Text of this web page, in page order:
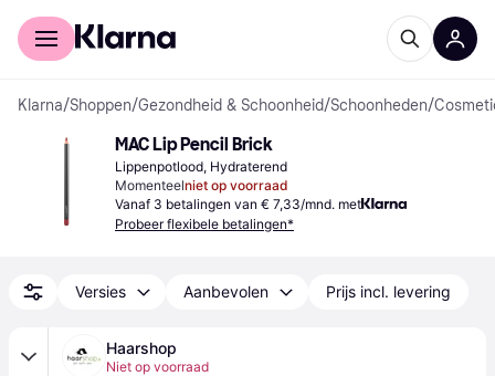
Voor shoppers
Klarna/Shoppen/Gezondheid & Schoonheid/Schoonheden/
MAC Lip Pencil Brick
Lippenpotlood, Hydraterend
Momenteelniet op voorraad
Vanaf 3 betalingen van € 7,33/mnd. met
Probeer flexibele betalingen*
Versies Aanbevolen Prijs incl. levering
Haarshop
Niet op voorraad